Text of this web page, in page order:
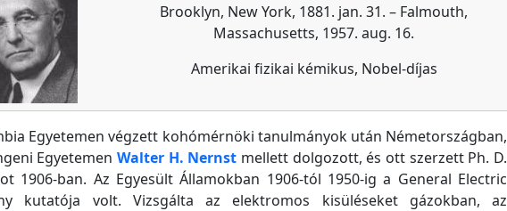
Brooklyn, New York, 1881. jan. 31. – Falmouth,
Massachusetts, 1957. aug. 16.
Amerikai fizikai kémikus, Nobel-díjas
Egyetemen végzett kohómérnöki tanulmányok után Németországban,
Egyetemen Walter H. Nernst mellett dolgozott, és ott szerzett Ph. D.
1906-ban. Az Egyesült Államokban 1906-tól 1950-ig a General Electric
kutatója volt. Vizsgálta az elektromos kisüléseket gázokban, az